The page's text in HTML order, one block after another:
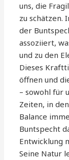
uns, die
zu schätzen.
der
assoziiert,
und zu den
Dieses
öffnen und
– sowohl für
Zeiten, in
Balance
Buntspecht
Entwicklung
Seine Natur